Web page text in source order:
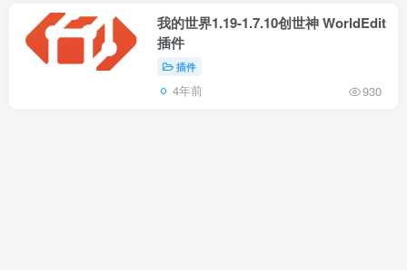
我的世界1.19-1.7.10创世神 WorldEdit
插件
插件
4年前 930